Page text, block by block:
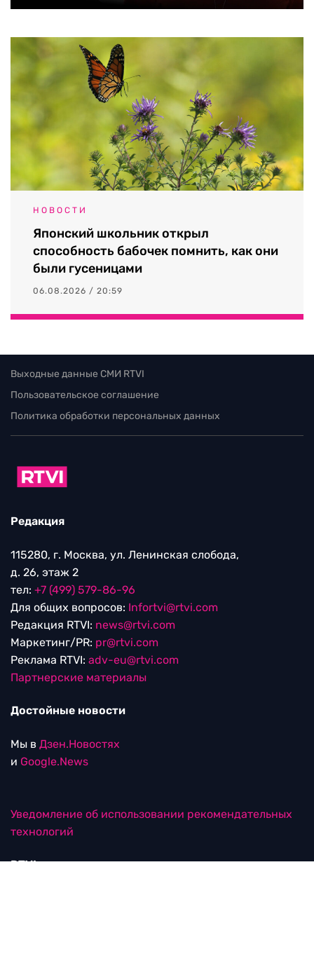
НОВОСТИ
Японский школьник открыл
способность бабочек помнить, как они
были гусеницами
06.08.2026 / 20:59
Выходные данные СМИ RTVI
Пользовательское соглашение
Политика обработки персональных данных
Редакция
115280, г. Москва, ул. Ленинская слобода,
д. 26, этаж 2
тел: +7 (499) 579-86-96
Для общих вопросов: Infortvi@rtvi.com
Редакция RTVI: news@rtvi.com
Маркетинг/PR: pr@rtvi.com
Реклама RTVI: adv-eu@rtvi.com
Партнерские материалы
Достойные новости
Мы в Дзен.Новостях
и Google.News
Уведомление об использовании рекомендательных
технологий
RTVI в соцсетях